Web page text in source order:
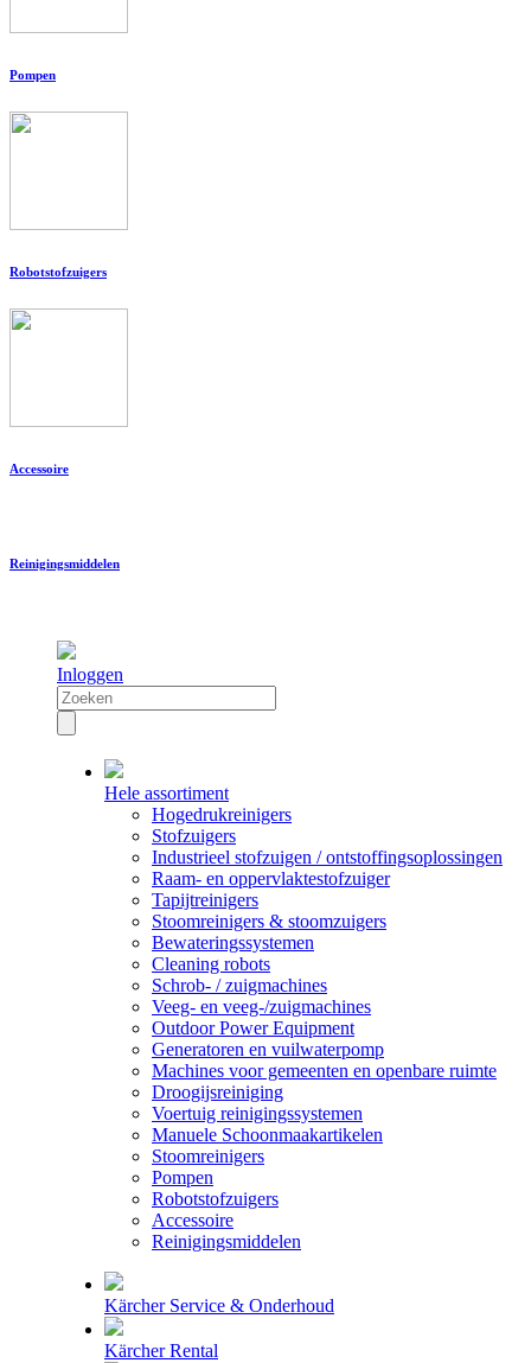
Pompen
Robotstofzuigers
Accessoire
Reinigingsmiddelen
Inloggen
Hele assortiment
Hogedrukreinigers
Stofzuigers
Industrieel stofzuigen / ontstoffingsoplossingen
Raam- en oppervlaktestofzuiger
Tapijtreinigers
Stoomreinigers & stoomzuigers
Bewateringssystemen
Cleaning robots
Schrob- / zuigmachines
Veeg- en veeg-/zuigmachines
Outdoor Power Equipment
Generatoren en vuilwaterpomp
Machines voor gemeenten en openbare ruimte
Droogijsreiniging
Voertuig reinigingssystemen
Manuele Schoonmaakartikelen
Stoomreinigers
Pompen
Robotstofzuigers
Accessoire
Reinigingsmiddelen
Kärcher Service & Onderhoud
Kärcher Rental